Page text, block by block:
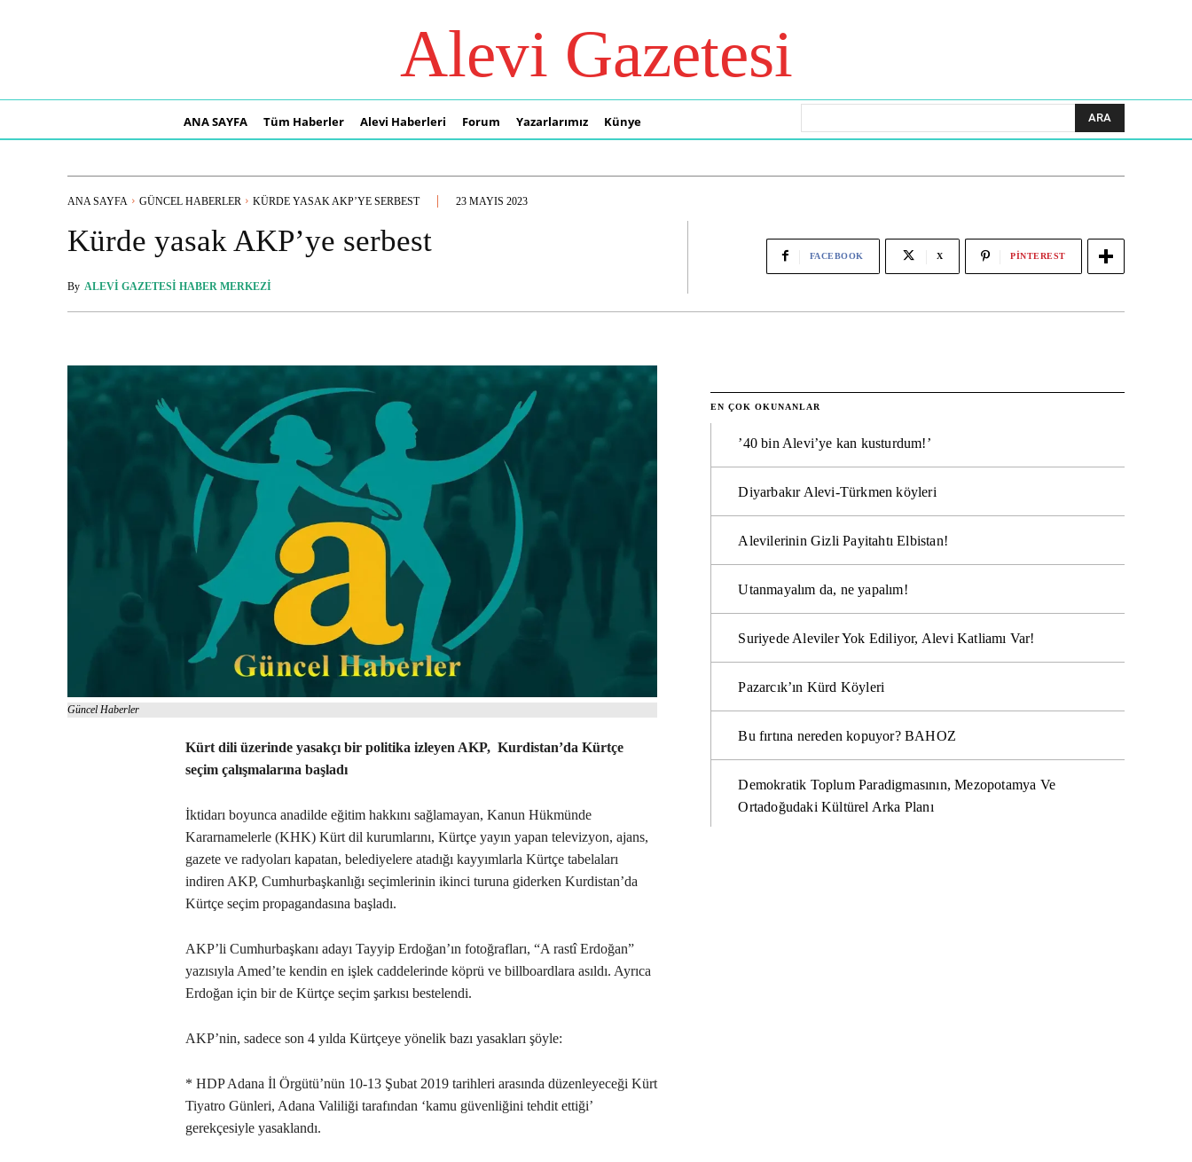
Alevi Gazetesi
ANA SAYFA Tüm Haberler Alevi Haberleri Forum Yazarlarımız Künye ARA
ANA SAYFA GÜNCEL HABERLER KÜRDE YASAK AKP’YE SERBEST 23 MAYIS 2023
Kürde yasak AKP’ye serbest
By ALEVI GAZETESI HABER MERKEZI
FACEBOOK X PINTEREST
Güncel Haberler
Kürt dili üzerinde yasakçı bir politika izleyen AKP, Kurdistan’da Kürtçe
seçim çalışmalarına başladı
İktidarı boyunca anadilde eğitim hakkını sağlamayan, Kanun Hükmünde
Kararnamelerle (KHK) Kürt dil kurumlarını, Kürtçe yayın yapan televizyon, ajans,
gazete ve radyoları kapatan, belediyelere atadığı kayyımlarla Kürtçe tabelaları
indiren AKP, Cumhurbaşkanlığı seçimlerinin ikinci turuna giderken Kurdistan’da
Kürtçe seçim propagandasına başladı.
AKP’li Cumhurbaşkanı adayı Tayyip Erdoğan’ın fotoğrafları, “A rastî Erdoğan”
yazısıyla Amed’te kendin en işlek caddelerinde köprü ve billboardlara asıldı. Ayrıca
Erdoğan için bir de Kürtçe seçim şarkısı bestelendi.
AKP’nin, sadece son 4 yılda Kürtçeye yönelik bazı yasakları şöyle:
* HDP Adana İl Örgütü’nün 10-13 Şubat 2019 tarihleri arasında düzenleyeceği Kürt
Tiyatro Günleri, Adana Valiliği tarafından ‘kamu güvenliğini tehdit ettiği’
gerekçesiyle yasaklandı.
EN ÇOK OKUNANLAR
’40 bin Alevi’ye kan kusturdum!’
Diyarbakır Alevi-Türkmen köyleri
Alevilerinin Gizli Payitahtı Elbistan!
Utanmayalım da, ne yapalım!
Suriyede Aleviler Yok Ediliyor, Alevi Katliamı Var!
Pazarcık’ın Kürd Köyleri
Bu fırtına nereden kopuyor? BAHOZ
Demokratik Toplum Paradigmasının, Mezopotamya Ve
Ortadoğudaki Kültürel Arka Planı